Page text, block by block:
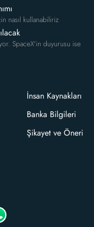
nasıl kullanabiliriz
SpaceX'in duyurusu ise
İnsan Kaynakları
Banka Bilgileri
Şikayet ve Öneri